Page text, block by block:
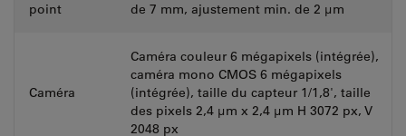
point
de 7 mm, ajustement min. de 2 µm
Caméra
Caméra couleur 6 mégapixels (intégrée),
caméra mono CMOS 6 mégapixels
(intégrée), taille du capteur 1/1,8', taille
des pixels 2,4 μm x 2,4 μm H 3072 px, V
2048 px